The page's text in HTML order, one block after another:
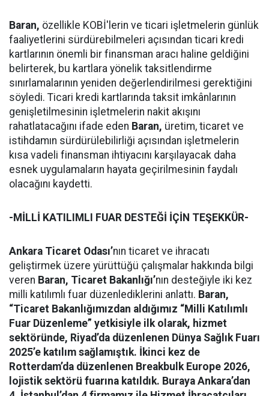
Baran, özellikle KOBİ'lerin ve ticari işletmelerin günlük
faaliyetlerini sürdürebilmeleri açısından ticari kredi
kartlarının önemli bir finansman aracı haline geldiğini
belirterek, bu kartlara yönelik taksitlendirme
sınırlamalarının yeniden değerlendirilmesi gerektiğini
söyledi. Ticari kredi kartlarında taksit imkânlarının
genişletilmesinin işletmelerin nakit akışını
rahatlatacağını ifade eden Baran, üretim, ticaret ve
istihdamın sürdürülebilirliği açısından işletmelerin
kısa vadeli finansman ihtiyacını karşılayacak daha
esnek uygulamaların hayata geçirilmesinin faydalı
olacağını kaydetti.
-MİLLİ KATILIMLI FUAR DESTEĞİ İÇİN TEŞEKKÜR-
Ankara Ticaret Odası’nın ticaret ve ihracatı
geliştirmek üzere yürüttüğü çalışmalar hakkında bilgi
veren Baran, Ticaret Bakanlığı’nın desteğiyle iki kez
milli katılımlı fuar düzenlediklerini anlattı. Baran,
“Ticaret Bakanlığımızdan aldığımız “Milli Katılımlı
Fuar Düzenleme” yetkisiyle ilk olarak, hizmet
sektöründe, Riyad’da düzenlenen Dünya Sağlık Fuarı
2025’e katılım sağlamıştık. İkinci kez de
Rotterdam’da düzenlenen Breakbulk Europe 2026,
lojistik sektörü fuarına katıldık. Buraya Ankara’dan